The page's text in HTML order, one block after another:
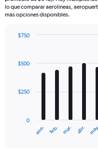
lo que comparar aerolíneas,
más opciones disponibles.
with
12
The
ene. feb. mar. abr. may.
0
$250
$500
$750